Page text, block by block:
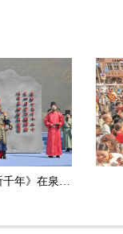
大型音诗画舞台剧《风祈千年》在泉州南安九日山首演